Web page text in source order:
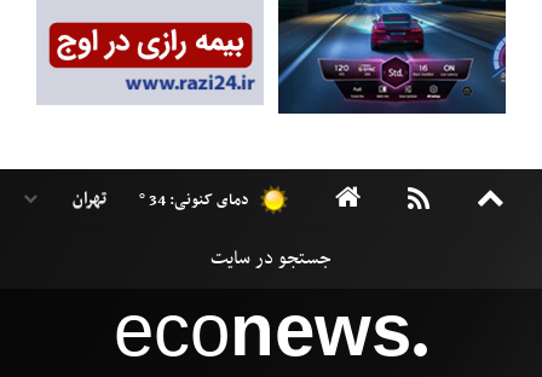
دمای کنونی: 34 °
econews●